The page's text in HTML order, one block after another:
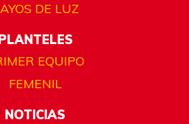
DE LUZ
EQUIPO
FEMENIL
NOTICIAS